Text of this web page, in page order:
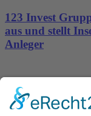
123 Invest
aus und stellt
Anleger
Dronus sichert
den Aufbau